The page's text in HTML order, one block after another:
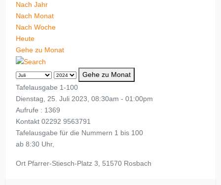
Nach Jahr
Nach Monat
Nach Woche
Heute
Gehe zu Monat
Gehe zu Monat
Tafelausgabe 1-100
Dienstag, 25. Juli 2023, 08:30am - 01:00pm
Aufrufe : 1369
Kontakt 02292 9563791
Tafelausgabe für die Nummern 1 bis 100
ab 8:30 Uhr,
Ort Pfarrer-Stiesch-Platz 3, 51570 Rosbach